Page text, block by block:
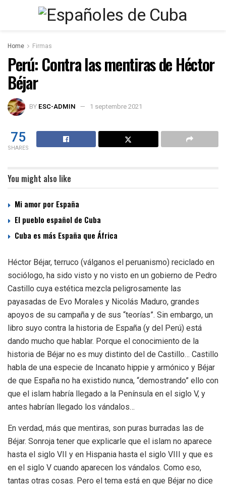
Home Firmas
Perú: Contra las mentiras de Héctor
Béjar
BY ESC-ADMIN 1 septembre 2021
75
SHARES
You might also like
Mi amor por España
El pueblo español de Cuba
Cuba es más España que África
Héctor Béjar, terruco (válganos el peruanismo) reciclado en
sociólogo, ha sido visto y no visto en un gobierno de Pedro
Castillo cuya estética mezcla peligrosamente las
payasadas de Evo Morales y Nicolás Maduro, grandes
apoyos de su campaña y de sus “teorías”. Sin embargo, un
libro suyo contra la historia de España (y del Perú) está
dando mucho que hablar. Porque el conocimiento de la
historia de Béjar no es muy distinto del de Castillo… Castillo
habla de una especie de Incanato hippie y armónico y Béjar
de que España no ha existido nunca, “demostrando” ello con
que el islam habría llegado a la Península en el siglo V, y
antes habrían llegado los vándalos…
En verdad, más que mentiras, son puras burradas las de
Béjar. Sonroja tener que explicarle que el islam no aparece
hasta el siglo VII y en Hispania hasta el siglo VIII y que es
en el siglo V cuando aparecen los vándalos. Como eso,
tantas otras cosas. Pero el tema está en que Béjar no dice